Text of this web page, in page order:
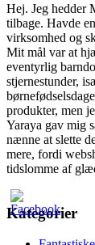
Hej. Jeg hedder
tilbage. Havde
virksomhed og
Mit mål var at
eventyrlig
stjernestunder,
produkter, men
Yaraya gav mig
nænne at slette
mere, fordi
tidslomme af
Kategorier